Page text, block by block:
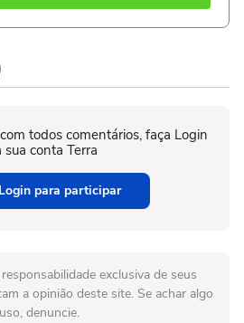
todos comentários, faça Login
sua conta Terra
para participar
exclusiva de seus
a opinião deste site. Se achar algo
denuncie.